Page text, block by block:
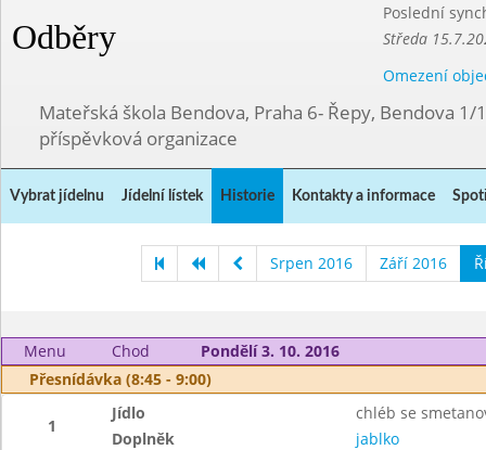
Odběry
Poslední
Středa
Omezení
Mateřská škola Bendova, Praha 6- Řepy, Bendova 1/
příspěvková organizace
Vybrat jídelnu Jídelní lístek Historie Kontakty a informace
Srpen 2016 Září 2016
Menu Chod
Pondělí 3. 10. 2016
Přesnídávka (8:45 - 9:00)
1
Jídlo
chléb se
Doplněk
jablko